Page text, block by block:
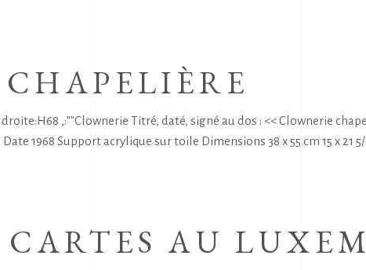
,:""Clownerie Titré, daté, signé au dos : << Clownerie
1968 Support acrylique sur toile Dimensions 38 x 55 cm 15 x 21
CARTES AU